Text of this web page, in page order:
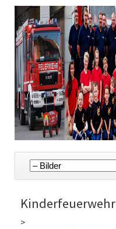
Navigation
überspringen
Kinderfeuerwehr
>